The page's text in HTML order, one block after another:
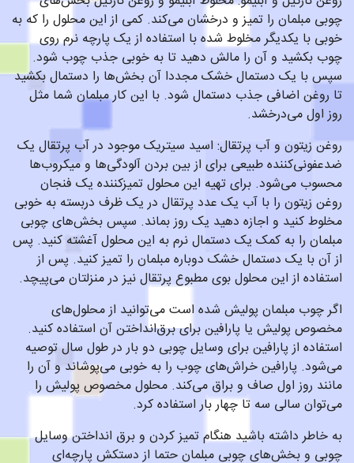
چوبی مبلمان را تمیز و درخشان می‌کند. کمی از این محلول را که به
خوبی با یکدیگر مخلوط شده با استفاده از یک پارچه نرم روی
چوب بکشید و آن را مالش دهید تا به خوبی جذب چوب شود.
سپس با یک دستمال خشک مجددا آن بخش‌ها را دستمال بکشید
تا روغن اضافی جذب دستمال شود. با این کار مبلمان شما مثل
روز اول می‌درخشد.
روغن زیتون و آب پرتقال: اسید سیتریک موجود در آب پرتقال یک
ضدعفونی‌کننده طبیعی برای از بین بردن آلودگی‌ها و میکروب‌ها
محسوب می‌شود. برای تهیه این محلول تمیزکننده یک فنجان
روغن زیتون را با آب یک عدد پرتقال در یک ظرف دربسته به خوبی
مخلوط کنید و اجازه دهید یک روز بماند. سپس بخش‌های چوبی
مبلمان را به کمک یک دستمال نرم به این محلول آغشته کنید. پس
از آن با یک دستمال خشک دوباره مبلمان را تمیز کنید. پس از
استفاده از این محلول بوی مطبوع پرتقال نیز در منزلتان می‌پیچد.
اگر چوب مبلمان پولیش شده است می‌توانید از محلول‌های
مخصوص پولیش یا پارافین برای برق‌انداختن آن استفاده کنید.
استفاده از پارافین برای وسایل چوبی دو بار در طول سال توصیه
می‌شود. پارافین خراش‌های چوب را به خوبی می‌پوشاند و آن را
مانند روز اول صاف و براق می‌کند. محلول مخصوص پولیش را
می‌توان سالی سه تا چهار بار استفاده کرد.
به خاطر داشته باشید هنگام تمیز کردن و برق انداختن وسایل
چوبی و بخش‌های چوبی مبلمان حتما از دستکش پارچه‌ای